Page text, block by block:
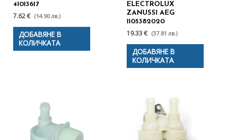
41013617
7.62 € (14.90 лв.)
ДОБАВЯНЕ В
КОЛИЧКАТА
ELECTROLUX
ZANUSSI AEG
1105382020
19.33 € (37.81 лв.)
ДОБАВЯНЕ В
КОЛИЧКАТА